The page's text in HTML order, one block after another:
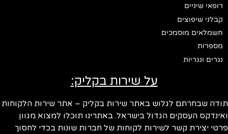
רופאי שיניים
קבלני שיפוצים
חשמלאים מוסמכים
מספרות
נגרים ונגריות
על שירות בקליק:
שבחרתם לגלוש באתר שירות בקליק – אתר שירות הלקוחות
העסקים הגדול בישראל. באתרינו תוכלו למצוא מגוון
יצירת קשר לשירות לקוחות של חברות שונות בכדי לחסוך